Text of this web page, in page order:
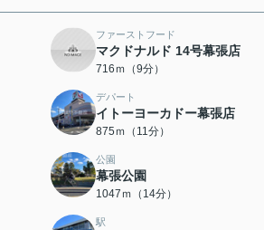
ファーストフード
マクドナルド 14号幕張店
716ｍ（9分）
デパート
イトーヨーカドー幕張店
875ｍ（11分）
公園
幕張公園
1047ｍ（14分）
駅